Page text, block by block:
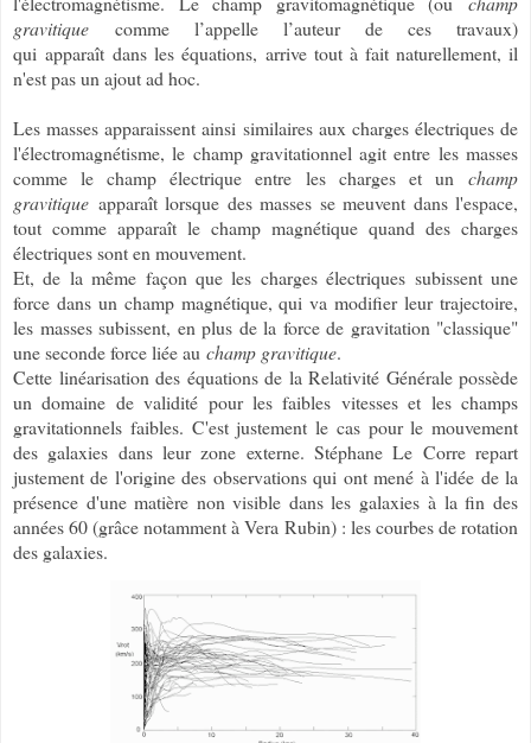
gravitique comme l’appelle l’auteur de ces travaux)
qui apparaît dans les équations, arrive tout à fait naturellement, il
n'est pas un ajout ad hoc.
Les masses apparaissent ainsi similaires aux charges électriques de
l'électromagnétisme, le champ gravitationnel agit entre les masses
comme le champ électrique entre les charges et un champ
gravitique apparaît lorsque des masses se meuvent dans l'espace,
tout comme apparaît le champ magnétique quand des charges
électriques sont en mouvement.
Et, de la même façon que les charges électriques subissent une
force dans un champ magnétique, qui va modifier leur trajectoire,
les masses subissent, en plus de la force de gravitation "classique"
une seconde force liée au champ gravitique.
Cette linéarisation des équations de la Relativité Générale possède
un domaine de validité pour les faibles vitesses et les champs
gravitationnels faibles. C'est justement le cas pour le mouvement
des galaxies dans leur zone externe. Stéphane Le Corre repart
justement de l'origine des observations qui ont mené à l'idée de la
présence d'une matière non visible dans les galaxies à la fin des
années 60 (grâce notamment à Vera Rubin) : les courbes de rotation
des galaxies.